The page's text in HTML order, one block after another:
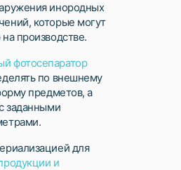
инородных
которые могут
производстве.
фотосепаратор
по внешнему
предметов, а
заданными
для
и